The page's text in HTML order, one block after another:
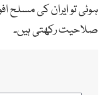
ہوئی تو ایران کی مسلح
صلاحیت رکھتی ہیں۔